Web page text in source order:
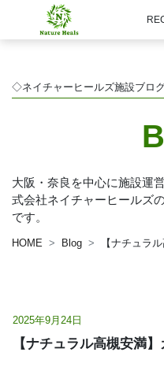
◇ネイチャーヒールズ施設ブロ
大阪・奈良を中心に施設運
式会社ネイチャーヒールズ
です。
HOME Blog 【ナチュラ
2025年9月24日
【ナチュラル高槻安満